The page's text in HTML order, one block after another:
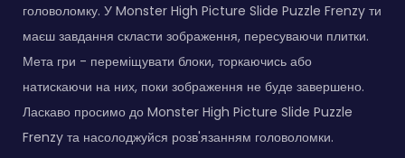
головоломку. У Monster High Picture Slide Puzzle Frenzy ти
маєш завдання скласти зображення, пересуваючи плитки.
Мета гри - переміщувати блоки, торкаючись або
натискаючи на них, поки зображення не буде завершено.
Ласкаво просимо до Monster High Picture Slide Puzzle
Frenzy та насолоджуйся розв'язанням головоломки.